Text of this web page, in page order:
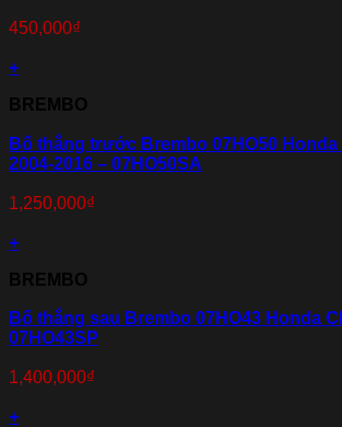
450,000₫
+
BREMBO
Bố thắng trước Brembo 07HO50 Honda
2004-2016 – 07HO50SA
1,250,000₫
+
BREMBO
Bố thắng sau Brembo 07HO43 Honda
07HO43SP
1,400,000₫
+